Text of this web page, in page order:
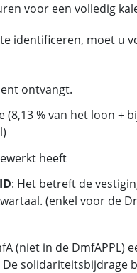
voor een volledig
identificeren, moet u
ontvangt.
% van het loon +
heeft
: Het betreft de
(enkel voor de
(niet in de DmfAPPL)
solidariteitsbijdrage